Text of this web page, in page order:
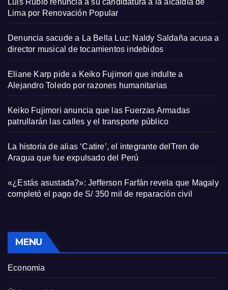
Luis Rubio renuncia a su candidatura a la alcaldía de
Lima por Renovación Popular
Denuncia sacude a La Bella Luz: Naldy Saldaña acusa a
director musical de tocamientos indebidos
Eliane Karp pide a Keiko Fujimori que indulte a
Alejandro Toledo por razones humanitarias
Keiko Fujimori anuncia que las Fuerzas Armadas
patrullarán las calles y el transporte público
La historia de alias ‘Catire’, el integrante delTren de
Aragua que fue expulsado del Perú
«¿Estás asustada?»: Jefferson Farfán revela que Magaly
completó el pago de S/ 350 mil de reparación civil
MENU
Economia